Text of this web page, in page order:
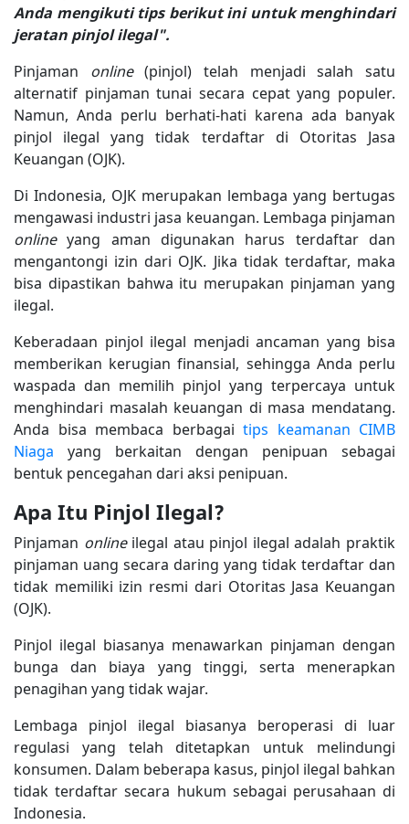
Anda mengikuti tips berikut ini untuk menghindari
jeratan pinjol ilegal".
Pinjaman online(pinjol) telah menjadi salah satu
alternatif pinjaman tunai secara cepat yang populer.
Namun, Anda perlu berhati-hati karena ada banyak
pinjol ilegal yang tidak terdaftar di Otoritas Jasa
Keuangan (OJK).
Di Indonesia, OJK merupakan lembaga yang bertugas
mengawasi industri jasa keuangan. Lembaga pinjaman
onlineyang aman digunakan harus terdaftar dan
mengantongi izin dari OJK. Jika tidak terdaftar, maka
bisa dipastikan bahwa itu merupakan pinjaman yang
ilegal.
Keberadaan pinjol ilegal menjadi ancaman yang bisa
memberikan kerugian finansial, sehingga Anda perlu
waspada dan memilih pinjol yang terpercaya untuk
menghindari masalah keuangan di masa mendatang.
Anda bisa membaca berbagai tips keamanan CIMB
Niaga yang berkaitan dengan penipuan sebagai
bentuk pencegahan dari aksi penipuan.
Apa Itu Pinjol Ilegal?
Pinjaman onlineilegal atau pinjol ilegal adalah praktik
pinjaman uang secara daring yang tidak terdaftar dan
tidak memiliki izin resmi dari Otoritas Jasa Keuangan
(OJK).
Pinjol ilegal biasanya menawarkan pinjaman dengan
bunga dan biaya yang tinggi, serta menerapkan
penagihan yang tidak wajar.
Lembaga pinjol ilegal biasanya beroperasi di luar
regulasi yang telah ditetapkan untuk melindungi
konsumen. Dalam beberapa kasus, pinjol ilegal bahkan
tidak terdaftar secara hukum sebagai perusahaan di
Indonesia.